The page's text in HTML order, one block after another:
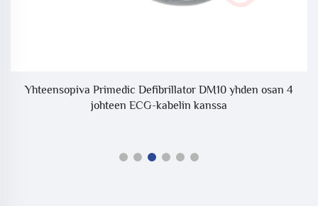
Yhteensopiva Primedic Defibrillator DM10 yhden osan 4
johteen ECG-kabelin kanssa